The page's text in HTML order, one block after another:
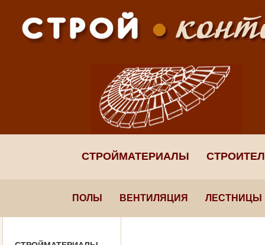
СТРОЙМАТЕРИАЛЫ
ПОЛЫ ВЕНТИЛЯЦИЯ ЛЕСТНИЦЫ